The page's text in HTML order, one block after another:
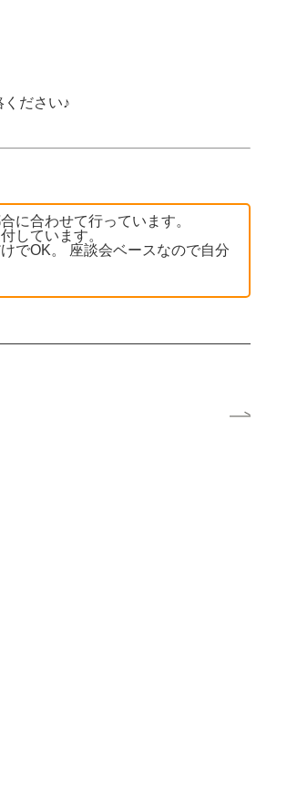
ださい♪
に合わせて行っています。
しています。
でOK。 座談会ベースなので自分